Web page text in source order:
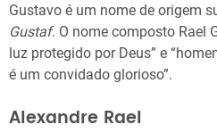
Gustavo é um nome de origem
Gustaf. O nome composto Rael
luz protegido por Deus” e
é um convidado glorioso”.
Alexandre Rael